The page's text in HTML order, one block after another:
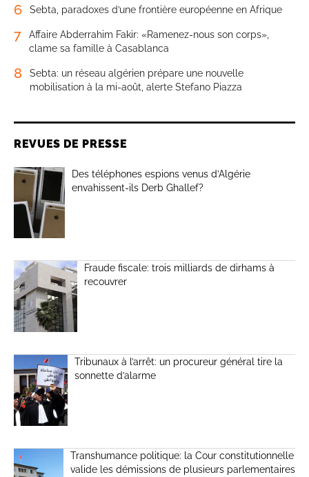
6 Sebta, paradoxes d’une frontière européenne en Afrique
7
Affaire Abderrahim Fakir: «Ramenez-nous son corps»,
clame sa famille à Casablanca
8
Sebta: un réseau algérien prépare une nouvelle
mobilisation à la mi-août, alerte Stefano Piazza
REVUES DE PRESSE
Des téléphones espions venus d’Algérie
envahissent-ils Derb Ghallef?
Fraude fiscale: trois milliards de dirhams à
recouvrer
Tribunaux à l’arrêt: un procureur général tire la
sonnette d’alarme
Transhumance politique: la Cour constitutionnelle
valide les démissions de plusieurs parlementaires